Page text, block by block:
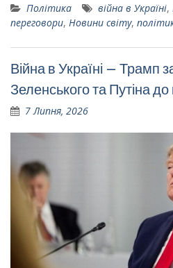
Політика війна в Україні,
переговори, Новини світу,
Війна в Україні – Трамп
Зеленського та Путіна до
7 Липня, 2026